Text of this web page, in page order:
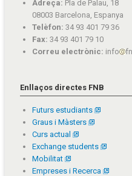
Adreça: Pla de Palau, 18
08003 Barcelona, Espanya
Telèfon: 34 93 401 79 36
Fax: 34 93 401 79 10
Correu electrònic: info
Enllaços directes FNB
Futurs estudiants
Graus i Màsters
Curs actual
Exchange students
Mobilitat
Empreses i Recerca